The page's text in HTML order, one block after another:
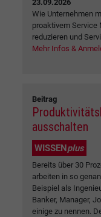
23.09.2026
Wie Unternehmen
proaktivem
reduzieren und
Mehr Infos &
Beitrag
ausschalten
WISSENplus
Bereits über 30
arbeiten in so
Beispiel als
Banker, Manager,
einige zu nennen.